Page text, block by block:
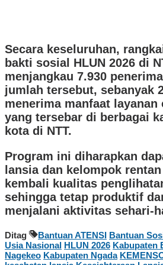
Secara keseluruhan,
bakti sosial HLUN 2026 di
menjangkau 7.930
jumlah tersebut, sebanyak
menerima manfaat layanan
yang tersebar di berbagai
kota di NTT.
Program ini diharapkan
lansia dan kelompok
kembali kualitas
sehingga tetap produktif
menjalani aktivitas sehari-
Ditag Bantuan ATENSI Bantuan
Usia Nasional HLUN 2026 Kabupaten
Nagekeo Kabupaten Ngada